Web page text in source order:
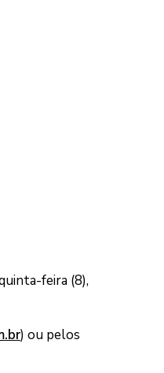
feira (8),
) ou pelos